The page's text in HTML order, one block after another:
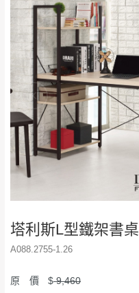
塔利斯L型鐵架書桌
A088.2755-1.26
原 價 $9,460